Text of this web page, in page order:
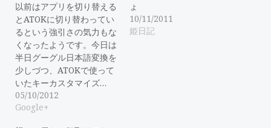
以前はアプリを切り替える
とATOKに切り替わってい
るという強引さの気力もな
くなったようです。今日は
半日グーグル日本語変換を
少しづつ、ATOKで使って
いたキーカスタマイズ…
05/10/2012
Google+
ょ
10/11/2011
姫日記